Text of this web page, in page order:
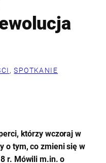
, SPOTKANIE
którzy wczoraj w
o tym, co zmieni się w
r. Mówili m.in. o